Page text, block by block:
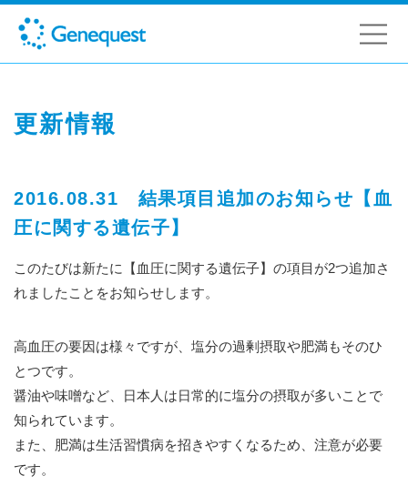
更新情報
2016.08.31 結果項目追加のお知らせ【血
圧に関する遺伝子】
このたびは新たに【血圧に関する遺伝子】の項目が2つ追加さ
れましたことをお知らせします。
高血圧の要因は様々ですが、塩分の過剰摂取や肥満もそのひ
とつです。
醤油や味噌など、日本人は日常的に塩分の摂取が多いことで
知られています。
また、肥満は生活習慣病を招きやすくなるため、注意が必要
です。